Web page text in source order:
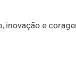
inovação e